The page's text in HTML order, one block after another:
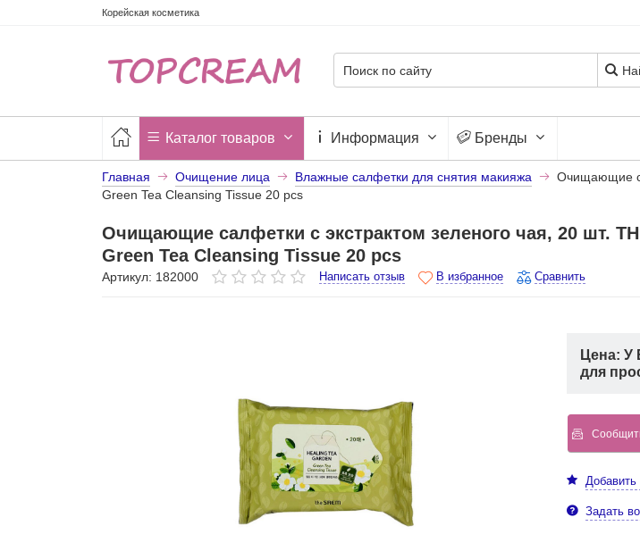
Корейская косметика
Каталог товаров Информация Бренды
Главная Очищение лица Влажные салфетки для снятия макияжа
Очищающие
Green Tea Cleansing Tissue 20 pcs
Очищающие салфетки с экстрактом зеленого чая, 20 шт.
Green Tea Cleansing Tissue 20 pcs
Артикул: 182000 Написать отзыв В избранное Сравнить
Цена: У
для
Добавить
Задать